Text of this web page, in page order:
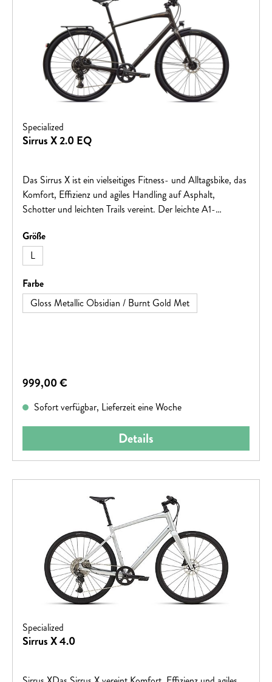
Specialized
Sirrus X 2.0 EQ
Das Sirrus X ist ein vielseitiges Fitness- und Alltagsbike, das
Komfort, Effizienz und agiles Handling auf Asphalt,
Schotter und leichten Trails vereint. Der leichte A1-
aufrechte Sitzposition sorgen für ein sicheres und
komfortables Fahrgefühl. Mit einer intuitiven 1x9-Schaltung,
hydraulischen Scheibenbremsen sowie einer
alltagstauglichen Ausstattung inklusive Gepäckträger,
Schutzblechen und Nabendynamo-Beleuchtung ist das
Sirrus X der ideale Begleiter für Pendler, Fitnessfahrten und
Größeauswählen
L
Farbeauswählen
Gloss Metallic Obsidian / Burnt Gold Met
Regulärer Preis:
999,00 €
Sofort verfügbar, Lieferzeit eine Woche
Details
Specialized
Sirrus X 4.0